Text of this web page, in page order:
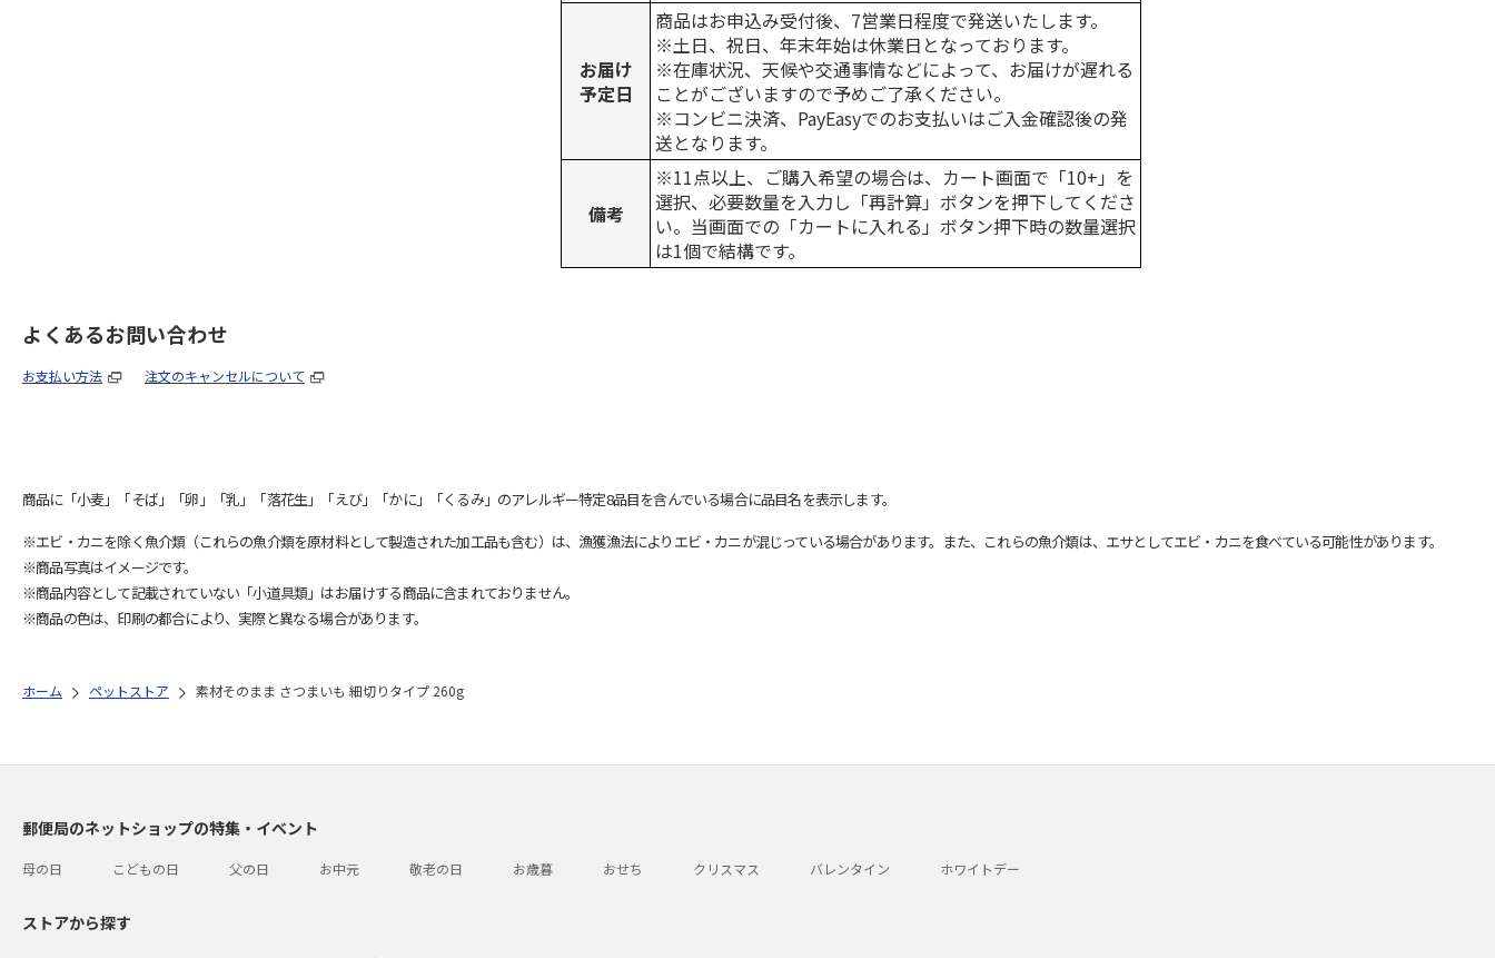
お届け
予定日
商品はお申込み受付後、7営業日程度で発送いたします。
※土日、祝日、年末年始は休業日となっております。
※在庫状況、天候や交通事情などによって、お届けが遅れる
ことがございますので予めご了承ください。
※コンビニ決済、PayEasyでのお支払いはご入金確認後の発
送となります。
備考
※11点以上、ご購入希望の場合は、カート画面で「10+」を
選択、必要数量を入力し「再計算」ボタンを押下してくださ
い。当画面での「カートに入れる」ボタン押下時の数量選択
は1個で結構です。
よくあるお問い合わせ
お支払い方法 注文のキャンセルについて
商品に「小麦」「そば」「卵」「乳」「落花生」「えび」「かに」「くるみ」のアレルギー特定8品目を含んでいる場合に品目名を表示します。
※エビ・カニを除く魚介類（これらの魚介類を原材料として製造された加工品も含む）は、漁獲漁法によりエビ・カニが混じっている場合があります。また、これらの魚介類は、エサとしてエビ・カニを食べている可能性があります。
※商品写真はイメージです。
※商品内容として記載されていない「小道具類」はお届けする商品に含まれておりません。
※商品の色は、印刷の都合により、実際と異なる場合があります。
ホーム ペットストア 素材そのまま さつまいも 細切りタイプ 260g
郵便局のネットショップの特集・イベント
母の日 こどもの日 父の日 お中元 敬老の日 お歳暮 おせち クリスマス バレンタイン ホワイトデー
ストアから探す